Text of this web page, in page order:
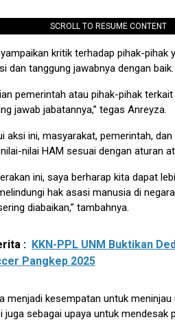
SCROLL TO RESUME CONTENT
kritik terhadap pihak-pihak
dan tanggung jawabnya dengan baik.
pemerintah atau pihak-pihak
jawab jabatannya,” tegas Anreyza.
aksi ini, masyarakat, pemerintah,
nilai HAM sesuai dengan aturan
ini, saya berharap kita dapat
hak asasi manusia di
diabaikan,” tambahnya.
: KKN-PPL UNM Buktikan
Pangkep 2025
menjadi kesempatan untuk
juga sebagai upaya untuk mendesak